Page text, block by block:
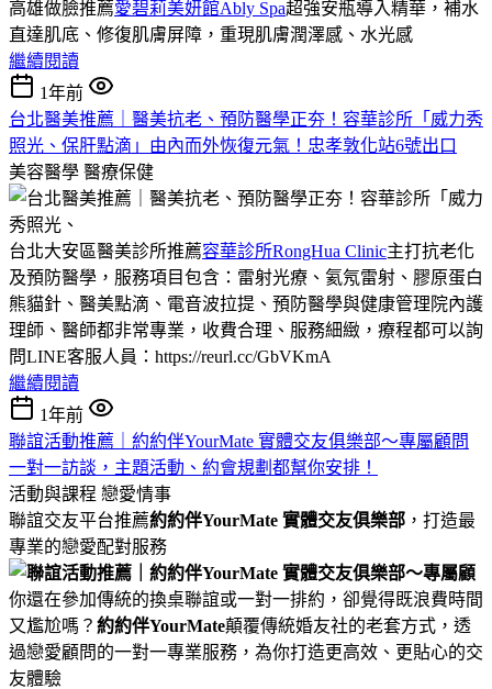
高雄做臉推薦愛碧莉美妍館Ably Spa超強安瓶導入精華，補水
直達肌底、修復肌膚屏障，重現肌膚潤澤感、水光感
繼續閱讀
1年前
台北醫美推薦｜醫美抗老、預防醫學正夯！容華診所「威力秀
照光、保肝點滴」由內而外恢復元氣！忠孝敦化站6號出口
美容醫學 醫療保健
台北大安區醫美診所推薦容華診所RongHua Clinic主打抗老化
及預防醫學，服務項目包含：雷射光療、氦氖雷射、膠原蛋白
熊貓針、醫美點滴、電音波拉提、預防醫學與健康管理院內護
理師、醫師都非常專業，收費合理、服務細緻，療程都可以詢
問LINE客服人員：https://reurl.cc/GbVKmA
繼續閱讀
1年前
聯誼活動推薦｜約約伴YourMate 實體交友俱樂部～專屬顧問
一對一訪談，主題活動、約會規劃都幫你安排！
活動與課程 戀愛情事
聯誼交友平台推薦約約伴YourMate 實體交友俱樂部 ，打造最
專業的戀愛配對服務
你還在參加傳統的換桌聯誼或一對一排約，卻覺得既浪費時間
又尷尬嗎？ 約約伴YourMate顛覆傳統婚友社的老套方式，透
過戀愛顧問的一對一專業服務，為你打造更高效、更貼心的交
友體驗